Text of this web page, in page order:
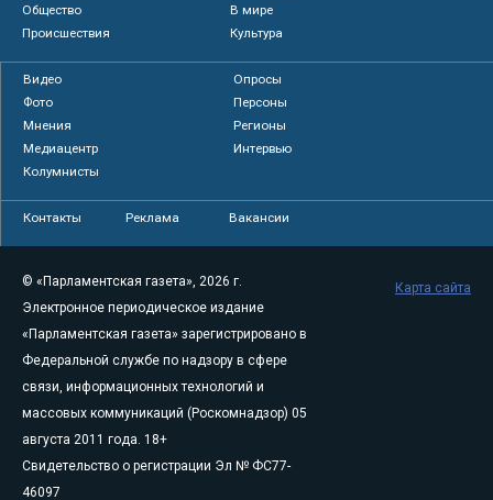
Общество
В мире
Происшествия
Культура
Видео
Опросы
Фото
Персоны
Мнения
Регионы
Медиацентр
Интервью
Колумнисты
Контакты Реклама Вакансии
© «Парламентская газета», 2026 г.
Электронное периодическое издание
«Парламентская газета» зарегистрировано в
Федеральной службе по надзору в сфере
связи, информационных технологий и
массовых коммуникаций (Роскомнадзор) 05
августа 2011 года. 18+
Свидетельство о регистрации Эл № ФС77-
46097
Карта сайта